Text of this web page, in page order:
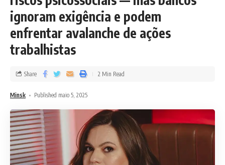
ignoram exigência e podem
enfrentar avalanche de ações
trabalhistas
Minsk Published maio 5, 2025
Share 2 Min Read